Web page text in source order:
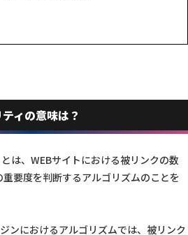
ィの意味は？
は、WEBサイトにおける被リンクの数
要度を判断するアルゴリズムのことを
ンにおけるアルゴリズムでは、被リンク